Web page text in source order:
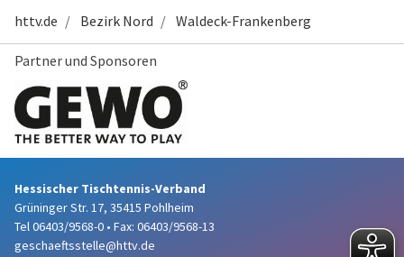
httv.de Bezirk Nord Waldeck-Frankenberg
Partner und Sponsoren
Hessischer Tischtennis-Verband
Grüninger Str. 17, 35415 Pohlheim
Tel 06403/9568-0 • Fax: 06403/9568-13
geschaeftsstelle@httv.de